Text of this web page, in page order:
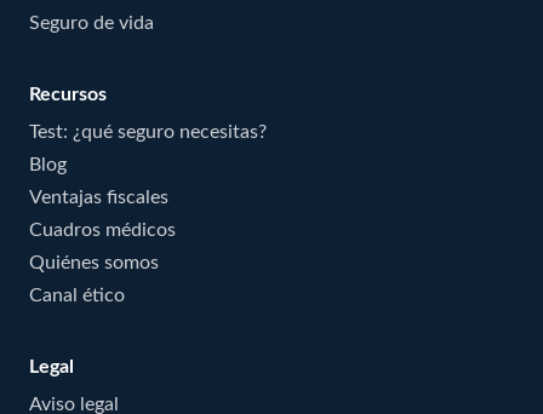
Seguro de vida
Recursos
Test: ¿qué seguro necesitas?
Blog
Ventajas fiscales
Cuadros médicos
Quiénes somos
Canal ético
Legal
Aviso legal